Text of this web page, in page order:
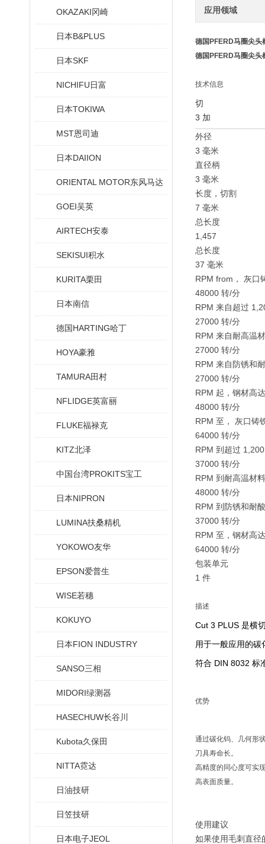
OKAZAKI冈崎
日本B&PLUS
日本SKF
NICHIFU日富
日本TOKIWA
MST恩司迪
日本DAIION
ORIENTAL MOTOR东风马达
GOEI吴英
AIRTECH安泰
SEKISUI积水
KURITA栗田
日本南信
德国HARTING哈丁
HOYA豪雅
TAMURA田村
NFLIDGE英富丽
FLUKE福禄克
KITZ北泽
中国台湾PROKITS宝工
日本NIPRON
LUMINA扶桑精机
YOKOWO友华
EPSON爱普生
WISE若穗
KOKUYO
日本FION INDUSTRY
SANSO三相
MIDORI绿测器
HASECHUW长谷川
Kubota久保田
NITTA霓达
日油技研
日笠技研
日本电子JEOL
应用领域
德国PFERD马圈尖头
德国PFERD马圈尖头
技术信息
切
3 加
外径
3 毫米
直径柄
3 毫米
长度，切割
7 毫米
总长度
1,457
总长度
37 毫米
RPM from， 灰口
48000 转/分
RPM 来自超过
27000 转/分
RPM 来自耐高温
27000 转/分
RPM 来自防锈和
27000 转/分
RPM 起，钢材高
48000 转/分
RPM 至， 灰口铸
64000 转/分
RPM 到超过
37000 转/分
RPM 到耐高温材料
48000 转/分
RPM 到防锈和耐
37000 转/分
RPM 至，钢材高
64000 转/分
包装单元
1 件
描述
Cut 3 PLUS 是横
用于一般应用的
符合 DIN 8032 标
优势
通过碳化钨、几何形
刀具寿命长。
高精度的同心度可实
高表面质量。
使用建议
如果使用毛刺直径